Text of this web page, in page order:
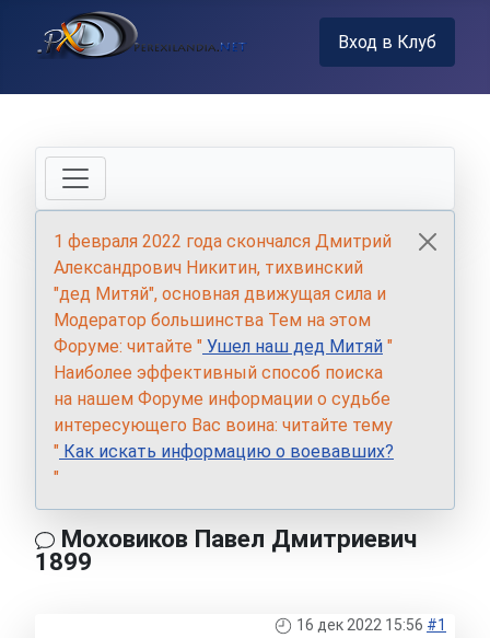
Вход в Клуб
1 февраля 2022 года скончался Дмитрий
Александрович Никитин, тихвинский
"дед Митяй", основная движущая сила и
Модератор большинства Тем на этом
Форуме: читайте " Ушел наш дед Митяй "
Наиболее эффективный способ поиска
на нашем Форуме информации о судьбе
интересующего Вас воина: читайте тему
" Как искать информацию о воевавших?
"
Моховиков Павел Дмитриевич
1899
16 дек 2022 15:56 #1